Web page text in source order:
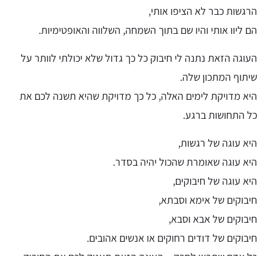
הרגשות כבר לא הציפו אותי,
הם ליוו אותי והיו שם בתוך השמחה, השלווה והאופטימיות.
העוגה הזאת נתנה לי חיבוק כל כך גדול שלא יכולתי לוותר על
שיתוף המתכון שלה.
היא מדויקת לימים האלה, כל כך מדויקת שהיא תשנה לכם את
כל התחושות ברגע.
היא עוגה של רגשות,
היא עוגה שאומרת שהכול יהיה בסדר.
היא עוגה של חיבוקים,
חיבוקים של אימא וסבתא,
חיבוקים של אבא וסבא,
חיבוקים של דודים רחוקים או אנשים אהובים.